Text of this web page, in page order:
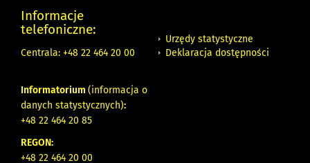
Informacje
telefoniczne:
Centrala: +48 22 464 20 00
Informatorium (informacja o
danych statystycznych):
+48 22 464 20 85
REGON:
+48 22 464 20 00
Urzędy statystyczne
Deklaracja dostępności